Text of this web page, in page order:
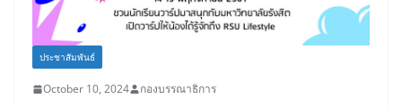
ประชาสัมพันธ์
October 10, 2024 กองบรรณาธิการ